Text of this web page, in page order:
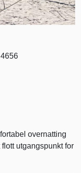
overnatting
utgangspunkt for